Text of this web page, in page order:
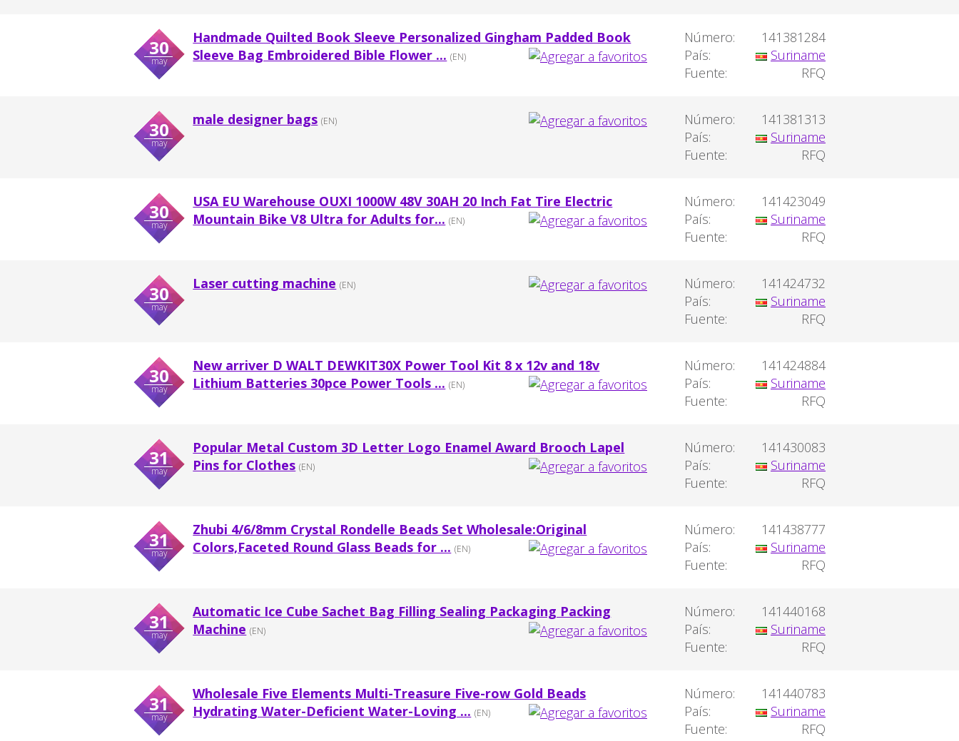
30
may
Handmade Quilted Book Sleeve Personalized Gingham Padded Book
Sleeve Bag Embroidered Bible Flower ... (EN)
Número:
141381284
País:
Suriname
Fuente:
RFQ
30
may
male designer bags (EN) Número:
141381313
País:
Suriname
Fuente:
RFQ
30
may
USA EU Warehouse OUXI 1000W 48V 30AH 20 Inch Fat Tire Electric
Mountain Bike V8 Ultra for Adults for... (EN)
Número:
141423049
País:
Suriname
Fuente:
RFQ
30
may
Laser cutting machine (EN) Número:
141424732
País:
Suriname
Fuente:
RFQ
30
may
New arriver D WALT DEWKIT30X Power Tool Kit 8 x 12v and 18v
Lithium Batteries 30pce Power Tools ... (EN)
Número:
141424884
País:
Suriname
Fuente:
RFQ
31
may
Popular Metal Custom 3D Letter Logo Enamel Award Brooch Lapel
Pins for Clothes (EN)
Número:
141430083
País:
Suriname
Fuente:
RFQ
31
may
Zhubi 4/6/8mm Crystal Rondelle Beads Set Wholesale:Original
Colors,Faceted Round Glass Beads for ... (EN)
Número:
141438777
País:
Suriname
Fuente:
RFQ
31
may
Automatic Ice Cube Sachet Bag Filling Sealing Packaging Packing
Machine (EN)
Número:
141440168
País:
Suriname
Fuente:
RFQ
31
may
Wholesale Five Elements Multi-Treasure Five-row Gold Beads
Hydrating Water-Deficient Water-Loving ... (EN)
Número:
141440783
País:
Suriname
Fuente:
RFQ